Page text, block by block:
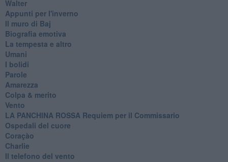
Walter
Appunti per l'inverno
Il muro di Baj
Biografia emotiva
La tempesta e altro
Umani
I bolidi
Parole
Amarezza
Colpa & merito
Vento
​LA PANCHINA ROSSA Requiem per il Commissario
Ospedali del cuore
Coraçào
Charlie
Il telefono del vento